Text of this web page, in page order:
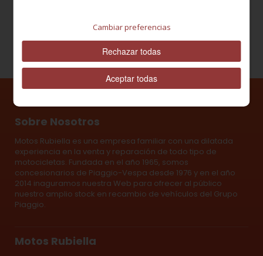
Sobre Nosotros
Motos Rubiella es una empresa familiar con una dilatada
experiencia en la venta y reparación de todo tipo de
motocicletas. Fundada en el año 1965, somos
concesionarios de Piaggio-Vespa desde 1976 y en el año
2014 inaguramos nuestra Web para ofrecer al público
nuestro amplio stock en recambio de vehículos del Grupo
Piaggio.
Motos Rubiella
Cambiar preferencias
Rechazar todas
Aceptar todas